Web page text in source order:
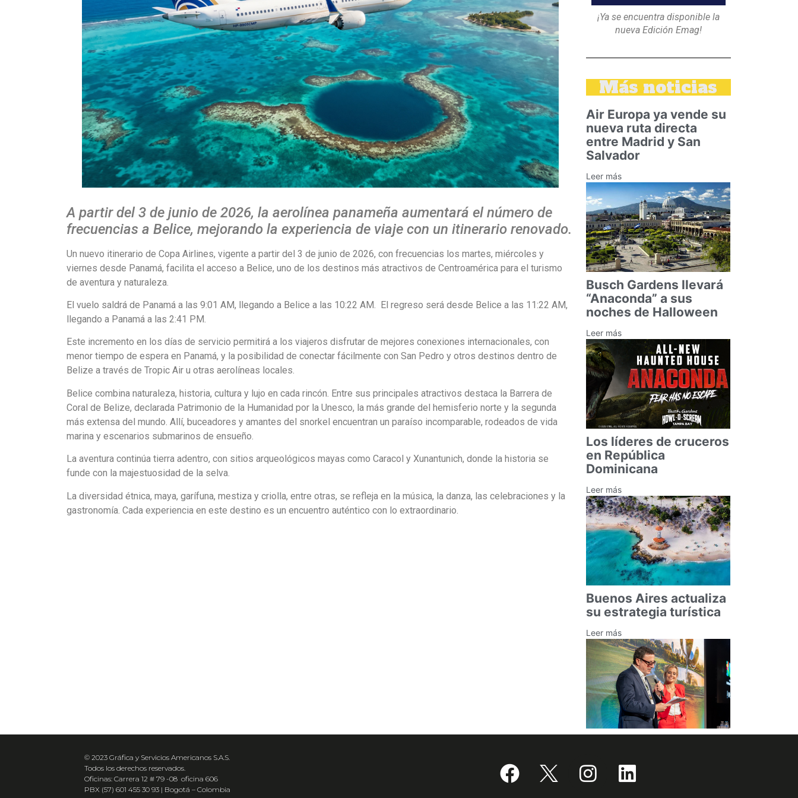
A partir del 3 de junio de 2026, la aerolínea panameña aumentará el número de
frecuencias a Belice, mejorando la experiencia de viaje con un itinerario renovado.
Un nuevo itinerario de Copa Airlines, vigente a partir del 3 de junio de 2026, con frecuencias los martes, miércoles y
viernes desde Panamá, facilita el acceso a Belice, uno de los destinos más atractivos de Centroamérica para el turismo
de aventura y naturaleza.
El vuelo saldrá de Panamá a las 9:01 AM, llegando a Belice a las 10:22 AM. El regreso será desde Belice a las 11:22 AM,
llegando a Panamá a las 2:41 PM.
Este incremento en los días de servicio permitirá a los viajeros disfrutar de mejores conexiones internacionales, con
menor tiempo de espera en Panamá, y la posibilidad de conectar fácilmente con San Pedro y otros destinos dentro de
Belize a través de Tropic Air u otras aerolíneas locales.
Belice combina naturaleza, historia, cultura y lujo en cada rincón. Entre sus principales atractivos destaca la Barrera de
Coral de Belize, declarada Patrimonio de la Humanidad por la Unesco, la más grande del hemisferio norte y la segunda
más extensa del mundo. Allí, buceadores y amantes del snorkel encuentran un paraíso incomparable, rodeados de vida
marina y escenarios submarinos de ensueño.
La aventura continúa tierra adentro, con sitios arqueológicos mayas como Caracol y Xunantunich, donde la historia se
funde con la majestuosidad de la selva.
La diversidad étnica, maya, garífuna, mestiza y criolla, entre otras, se refleja en la música, la danza, las celebraciones y la
gastronomía. Cada experiencia en este destino es un encuentro auténtico con lo extraordinario.
¡Ya se encuentra disponible la
nueva Edición Emag!
Más noticias
Air Europa ya vende su
nueva ruta directa
entre Madrid y San
Salvador
Leer más
Busch Gardens llevará
“Anaconda” a sus
noches de Halloween
Leer más
Los líderes de cruceros
en República
Dominicana
Leer más
Buenos Aires actualiza
su estrategia turística
Leer más
© 2023 Gráfica y Servicios Americanos S.A.S.
Todos los derechos reservados.
Oficinas: Carrera 12 # 79 -08 oficina 606
PBX (57) 601 455 30 93 | Bogotá – Colombia